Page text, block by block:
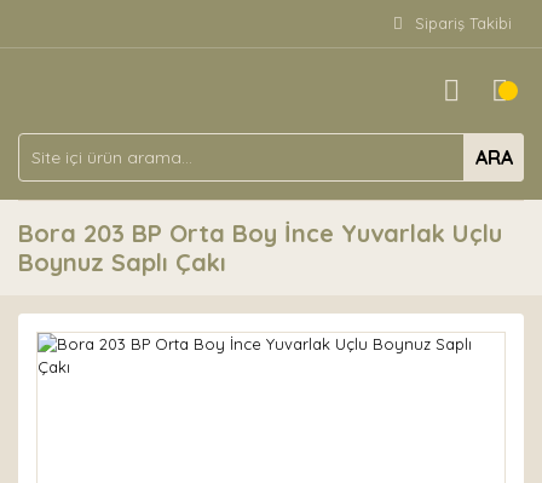
Sipariş Takibi
ARA
Bora 203 BP Orta Boy İnce Yuvarlak Uçlu
Boynuz Saplı Çakı